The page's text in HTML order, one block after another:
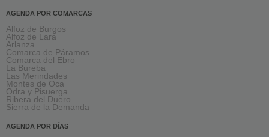
AGENDA POR COMARCAS
Alfoz de Burgos
Alfoz de Lara
Arlanza
Comarca de Páramos
Comarca del Ebro
La Bureba
Las Merindades
Montes de Oca
Odra y Pisuerga
Ribera del Duero
Sierra de la Demanda
AGENDA POR DÍAS